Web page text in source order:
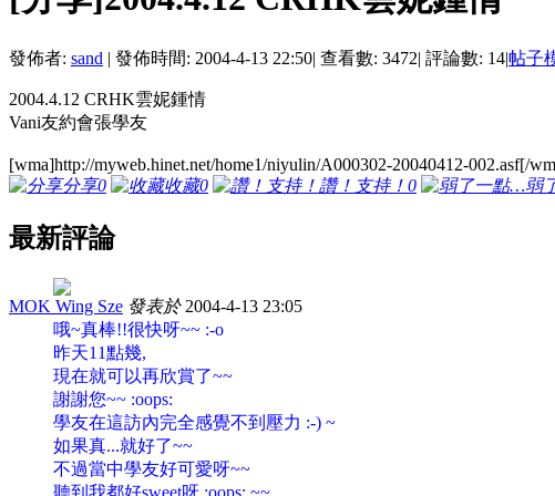
發佈者: sand | 發佈時間: 2004-4-13 22:50| 查看數: 3472| 評論數: 14|帖子
2004.4.12 CRHK雲妮鍾情
Vani友約會張學友
[wma]http://myweb.hinet.net/home1/niyulin/A000302-20040412-002.asf[/
分享0 收藏0 讚！支持！ 0 弱
最新評論
MOK Wing Sze 發表於 2004-4-13 23:05
哦~真棒!!很快呀~~ :-o
昨天11點幾,
現在就可以再欣賞了~~
謝謝您~~ :oops:
學友在這訪內完全感覺不到壓力 :-) ~
如果真...就好了~~
不過當中學友好可愛呀~~
聽到我都好sweet呀 :oops: ~~